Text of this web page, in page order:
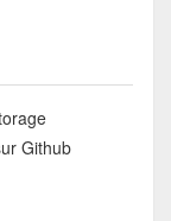
Github